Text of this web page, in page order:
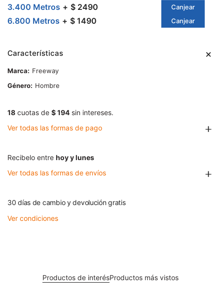
3.400 Metros $ 2490 Canjear
6.800 Metros $ 1490 Canjear
Características
Marca
Freeway
Género
Hombre
18 cuotas de $ 194 sin intereses.
Ver todas las formas de pago
Recibelo entre hoy y lunes
Ver todas las formas de envíos
30 días de cambio y devolución gratis
Ver condiciones
Productos de interésProductos más vistos